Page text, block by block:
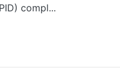
compl...